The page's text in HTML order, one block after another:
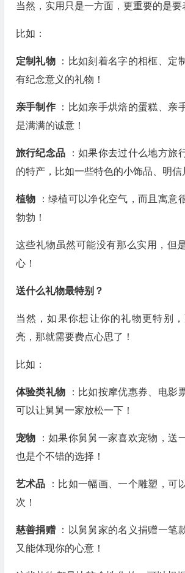
当然，实用只是一方面，更重要的是要
比如：
定制礼物
：比如刻着名字的相框、定
有纪念意义的礼物！
亲手制作
：比如亲手烘焙的蛋糕、亲
是满满的诚意！
旅行纪念品
：如果你去过什么地方旅
的特产，比如一些特色的小饰品、明信
植物
：绿植可以净化空气，而且寓意
勃勃！
这些礼物虽然可能没有那么实用，但
心！
送什么礼物最特别？
当然，如果你想让你的礼物更特别
亮，那就需要费点心思了！
比如：
体验类礼物
：比如按摩优惠券、电影
可以让舅舅一家放松一下！
宠物
：如果你舅舅一家喜欢宠物，送
也是个不错的选择！
艺术品
：比如一幅画、一个雕塑，可
次！
慈善捐赠
：以舅舅家的名义捐赠一笔
又能体现你的心意！